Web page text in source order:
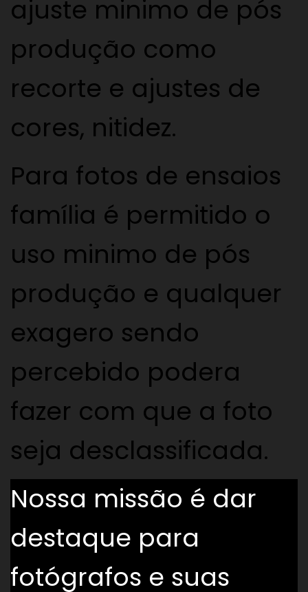
ajuste minimo de pós
produção como
recorte e ajustes de
cores, nitidez.
Para fotos de ensaios
família é permitido o
uso minimo de pós
produção e qualquer
exagero sendo
percebido podera
fazer com que a foto
seja desclassificada.
Nossa missão é dar
destaque para
fotógrafos e suas